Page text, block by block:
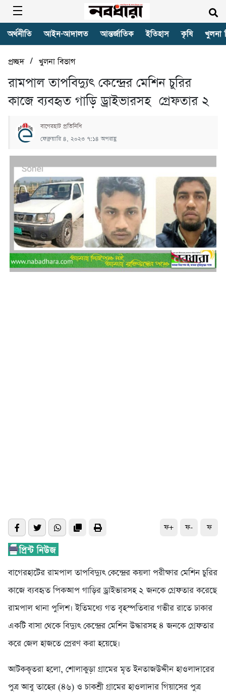
অর্থনীতি আইন-আদালত আন্তর্জাতিক ইতিহাস কৃষি খুলনা
প্রচ্ছদ/ খুলনা বিভাগ
রামপাল তাপবিদ্যুৎ কেন্দ্রের মেশিন চুরির
কাজে ব্যবহৃত গাড়ি ড্রাইভারসহ গ্রেফতার ২
বাগেরহাট প্রতিনিধি
ফেব্রুয়ারি ৪, ২০২৩ ৭:১৪ অপরাহ্ণ
ফ+ ফ- ফ
বাগেরহাটের রামপাল তাপবিদ্যুৎ কেন্দ্রের কয়লা পরীক্ষার মেশিন চুরির
কাজে ব্যবহৃত পিকআপ গাড়ির ড্রাইভারসহ ২ জনকে গ্রেফতার করেছে
রামপাল থানা পুলিশ। ইতিমধ্যে গত বৃহস্পতিবার গভীর রাতে ঢাকার
একটি বাসা থেকে বিদ্যুৎ কেন্দ্রের মেশিন উদ্ধারসহ ৪ জনকে গ্রেফতার
করে জেল হাজতে প্রেরণ করা হয়েছে।
আটককৃতরা হলো, শোলাকুড়া গ্রামের মৃত ইনতাজউদ্দীন হাওলাদারের
পুত্র আবু তাহের (৪৬) ও চাকশ্রী গ্রামের হাওলাদার গিয়াসের পুত্র